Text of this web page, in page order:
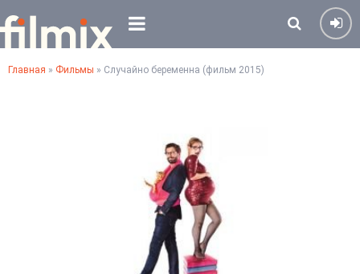
Главная » Фильмы » Случайно беременна (фильм 2015)